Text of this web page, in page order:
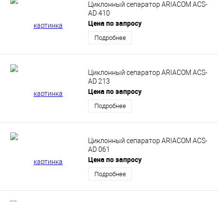
Циклонный сепаратор ARIACOM ACS-
AD 410
Цена по запросу
Подробнее
Циклонный сепаратор ARIACOM ACS-
AD 213
Цена по запросу
Подробнее
Циклонный сепаратор ARIACOM ACS-
AD 061
Цена по запросу
Подробнее